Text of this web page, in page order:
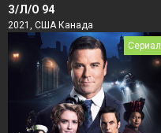
З/Л/О 94
2021, США Канада
Сериал